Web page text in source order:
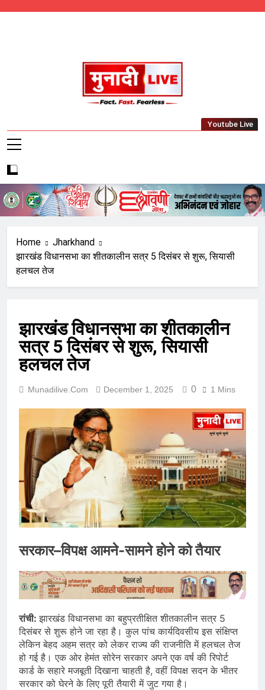
Munadi Live – Jharkhand's Leading Local
Youtube Live
Home
Jharkhand
झारखंड विधानसभा का शीतकालीन सत्र 5 दिसंबर से शुरू, सियासी
हलचल तेज
झारखंड विधानसभा का शीतकालीन
सत्र 5 दिसंबर से शुरू, सियासी
हलचल तेज
Munadilive.com December 1, 2025 0 1 Mins
सरकार–विपक्ष आमने-सामने होने को तैयार
रांची:झारखंड विधानसभा का बहुप्रतीक्षित शीतकालीन सत्र 5
दिसंबर से शुरू होने जा रहा है। कुल पांच कार्यदिवसीय इस संक्षिप्त
लेकिन बेहद अहम सत्र को लेकर राज्य की राजनीति में हलचल तेज
हो गई है। एक ओर हेमंत सोरेन सरकार अपने एक वर्ष की रिपोर्ट
कार्ड के सहारे मजबूती दिखाना चाहती है, वहीं विपक्ष सदन के भीतर
सरकार को घेरने के लिए पूरी तैयारी में जुट गया है।